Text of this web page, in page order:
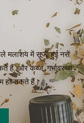
मलाशय में सूजी हुई नसें
हैं, और कब्ज, गर्भावस्था
हो सकते हैं।